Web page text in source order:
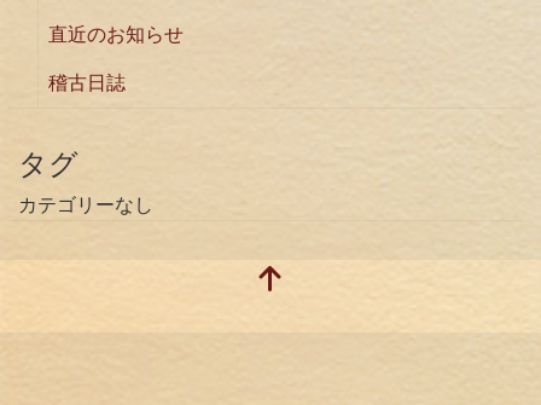
直近のお知らせ
稽古日誌
タグ
カテゴリーなし